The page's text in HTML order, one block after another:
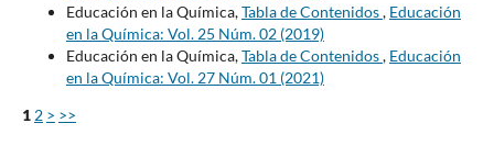
Educación en la Química,Tabla de Contenidos, Educación
en la Química: Vol. 25 Núm. 02 (2019)
Educación en la Química,Tabla de Contenidos, Educación
en la Química: Vol. 27 Núm. 01 (2021)
1 2 > >>